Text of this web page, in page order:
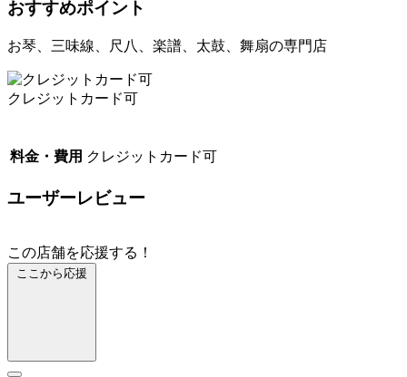
おすすめポイント
お琴、三味線、尺八、楽譜、太鼓、舞扇の専門店
クレジットカード可
料金・費用 クレジットカード可
ユーザーレビュー
この店舗を応援する！
ここから応援